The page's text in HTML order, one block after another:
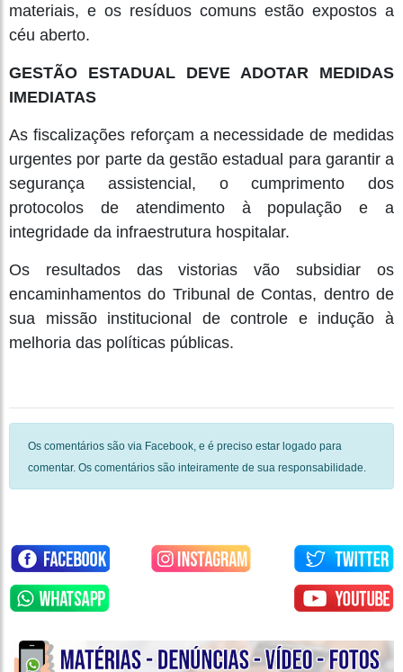
materiais, e os resíduos comuns estão expostos a
céu aberto.
GESTÃO ESTADUAL DEVE ADOTAR MEDIDAS
IMEDIATAS
As fiscalizações reforçam a necessidade de medidas
urgentes por parte da gestão estadual para garantir a
segurança assistencial, o cumprimento dos
protocolos de atendimento à população e a
integridade da infraestrutura hospitalar.
Os resultados das vistorias vão subsidiar os
encaminhamentos do Tribunal de Contas, dentro de
sua missão institucional de controle e indução à
melhoria das políticas públicas.
Os comentários são via Facebook, e é preciso estar logado para
comentar. Os comentários são inteiramente de sua responsabilidade.